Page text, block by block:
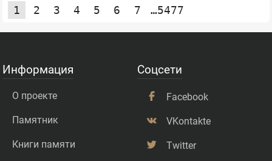
1 2 3 4 5 6 7 …5477
Информация
О проекте
Памятник
Книги памяти
Соцсети
Facebook
VKontakte
Twitter